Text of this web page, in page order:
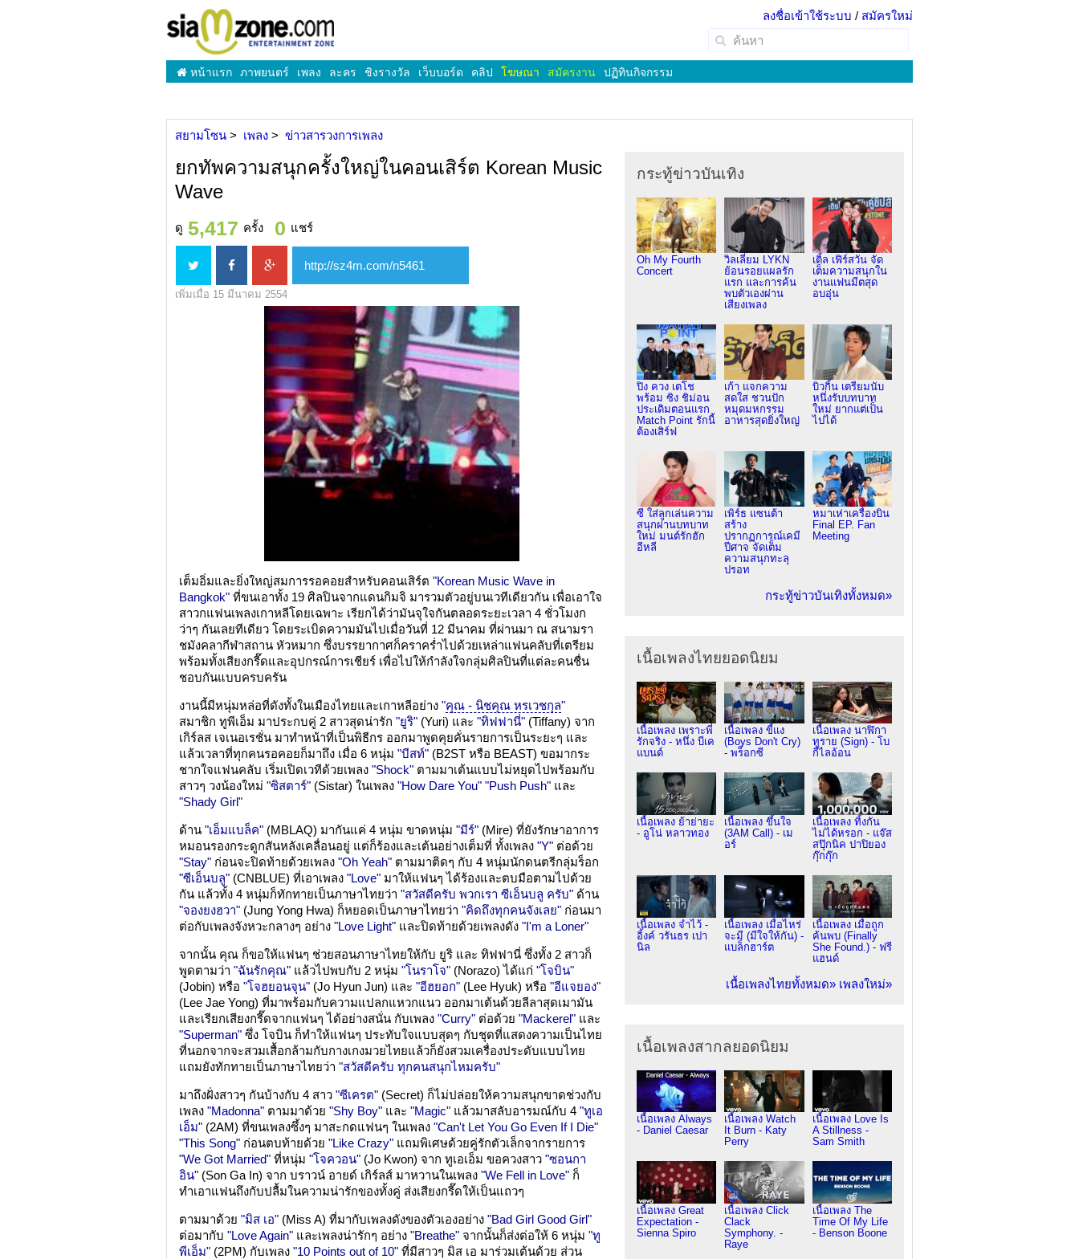
ลงชื่อเข้าใช้ระบบ / สมัครใหม่
หน้าแรก ภาพยนตร์ เพลง ละคร ชิงรางวัล เว็บบอร์ด คลิป โฆษณา สมัครงาน ปฏิทินกิจกรรม
สยามโซน เพลง ข่าวสารวงการเพลง
ยกทัพความสนุกครั้งใหญ่ในคอนเสิร์ต Korean Music
Wave
ดู 5,417 ครั้ง 0 แชร์
เพิ่มเมื่อ 15 มีนาคม 2554
เต็มอิ่มและยิ่งใหญ่สมการรอคอยสำหรับคอนเสิร์ต "Korean Music Wave in
Bangkok" ที่ขนเอาทั้ง 19 ศิลปินจากแดนกิมจิ มารวมตัวอยู่บนเวทีเดียวกัน เพื่อเอาใจ
สาวกแฟนเพลงเกาหลีโดยเฉพาะ เรียกได้ว่ามันจุใจกันตลอดระยะเวลา 4 ชั่วโมงก
ว่าๆ กันเลยทีเดียว โดยระเบิดความมันไปเมื่อวันที่ 12 มีนาคม ที่ผ่านมา ณ สนามรา
ชมังคลากีฬาสถาน หัวหมาก ซึ่งบรรยากาศก็คราคร่ำไปด้วยเหล่าแฟนคลับที่เตรียม
พร้อมทั้งเสียงกรี๊ดและอุปกรณ์การเชียร์ เพื่อไปให้กำลังใจกลุ่มศิลปินที่แต่ละคนชื่น
ชอบกันแบบครบครัน
งานนี้มีหนุ่มหล่อที่ดังทั้งในเมืองไทยและเกาหลีอย่าง "คุณ - นิชคุณ หรเวชกุล"
สมาชิก ทูพีเอ็ม มาประกบคู่ 2 สาวสุดน่ารัก "ยูริ" (Yuri) และ "ทิฟฟานี่" (Tiffany) จาก
เกิร์ลส เจเนอเรชั่น มาทำหน้าที่เป็นพิธีกร ออกมาพูดคุยคั่นรายการเป็นระยะๆ และ
แล้วเวลาที่ทุกคนรอคอยก็มาถึง เมื่อ 6 หนุ่ม "บีสท์" (B2ST หรือ BEAST) ขอมากระ
ชากใจแฟนคลับ เริ่มเปิดเวทีด้วยเพลง "Shock" ตามมาเต้นแบบไม่หยุดไปพร้อมกับ
สาวๆ วงน้องใหม่ "ซิสตาร์" (Sistar) ในเพลง "How Dare You" "Push Push" และ
"Shady Girl"
ด้าน "เอ็มแบล็ค" (MBLAQ) มากันแค่ 4 หนุ่ม ขาดหนุ่ม "มีร์" (Mire) ที่ยังรักษาอาการ
หมอนรองกระดูกสันหลังเคลื่อนอยู่ แต่ก็ร้องและเต้นอย่างเต็มที่ ทั้งเพลง "Y" ต่อด้วย
"Stay" ก่อนจะปิดท้ายด้วยเพลง "Oh Yeah" ตามมาติดๆ กับ 4 หนุ่มนักดนตรีกลุ่มร็อก
"ซีเอ็นบลู" (CNBLUE) ที่เอาเพลง "Love" มาให้แฟนๆ ได้ร้องและตบมือตามไปด้วย
กัน แล้วทั้ง 4 หนุ่มก็ทักทายเป็นภาษาไทยว่า "สวัสดีครับ พวกเรา ซีเอ็นบลู ครับ" ด้าน
"จองยงฮวา" (Jung Yong Hwa) ก็หยอดเป็นภาษาไทยว่า "คิดถึงทุกคนจังเลย" ก่อนมา
ต่อกับเพลงจังหวะกลางๆ อย่าง "Love Light" และปิดท้ายด้วยเพลงดัง "I'm a Loner"
จากนั้น คุณ ก็ขอให้แฟนๆ ช่วยสอนภาษาไทยให้กับ ยูริ และ ทิฟฟานี่ ซึ่งทั้ง 2 สาวก็
พูดตามว่า "ฉันรักคุณ" แล้วไปพบกับ 2 หนุ่ม "โนราโจ" (Norazo) ได้แก่ "โจบิน"
(Jobin) หรือ "โจฮยอนจุน" (Jo Hyun Jun) และ "อีฮยอก" (Lee Hyuk) หรือ "อีแจยอง"
(Lee Jae Yong) ที่มาพร้อมกับความแปลกแหวกแนว ออกมาเต้นด้วยลีลาสุดเมามัน
และเรียกเสียงกรี๊ดจากแฟนๆ ได้อย่างสนั่น กับเพลง "Curry" ต่อด้วย "Mackerel" และ
"Superman" ซึ่ง โจบิน ก็ทำให้แฟนๆ ประทับใจแบบสุดๆ กับชุดที่แสดงความเป็นไทย
ที่นอกจากจะสวมเสื้อกล้ามกับกางเกงมวยไทยแล้วก็ยังสวมเครื่องประดับแบบไทย
แถมยังทักทายเป็นภาษาไทยว่า "สวัสดีครับ ทุกคนสนุกไหมครับ"
มาถึงฝั่งสาวๆ กันบ้างกับ 4 สาว "ซีเครต" (Secret) ก็ไม่ปล่อยให้ความสนุกขาดช่วงกับ
เพลง "Madonna" ตามมาด้วย "Shy Boy" และ "Magic" แล้วมาสลับอารมณ์กับ 4 "ทูเอ
เอ็ม" (2AM) ที่ขนเพลงซึ้งๆ มาสะกดแฟนๆ ในเพลง "Can't Let You Go Even If I Die"
"This Song" ก่อนตบท้ายด้วย "Like Crazy" แถมพิเศษด้วยคู่รักตัวเล็กจากรายการ
"We Got Married" ที่หนุ่ม "โจควอน" (Jo Kwon) จาก ทูเอเอ็ม ขอควงสาว "ซอนกา
อิน" (Son Ga In) จาก บราวน์ อายด์ เกิร์ลส์ มาหวานในเพลง "We Fell in Love" ก็
ทำเอาแฟนถึงกับปลื้มในความน่ารักของทั้งคู่ ส่งเสียงกรี๊ดให้เป็นแถวๆ
ตามมาด้วย "มิส เอ" (Miss A) ที่มากับเพลงดังของตัวเองอย่าง "Bad Girl Good Girl"
ต่อมากับ "Love Again" และเพลงน่ารักๆ อย่าง "Breathe" จากนั้นก็ส่งต่อให้ 6 หนุ่ม "ทู
พีเอ็ม" (2PM) กับเพลง "10 Points out of 10" ที่มีสาวๆ มิส เอ มาร่วมเต้นด้วย ส่วน
กระทู้ข่าวบันเทิง
Oh My Fourth
Concert
วิลเลี่ยม LYKN
ย้อนรอยแผลรัก
แรก และการค้น
พบตัวเองผ่าน
เสียงเพลง
เติ้ล เฟิร์สวัน จัด
เต็มความสนุกใน
งานแฟนมีตสุด
อบอุ่น
ปิง ควง เตโช
พร้อม ซิง ชิม่อน
ประเดิมตอนแรก
Match Point รักนี้
ต้องเสิร์ฟ
เก้า แจกความ
สดใส ชวนปัก
หมุดมหกรรม
อาหารสุดยิ่งใหญ่
บิวกิ้น เตรียมนับ
หนึ่งรับบทบาท
ใหม่ ยากแต่เป็น
ไปได้
ซี ใส่ลูกเล่นความ
สนุกผ่านบทบาท
ใหม่ มนต์รักฮัก
อีหลี
เพิร์ธ แซนต้า
สร้าง
ปรากฏการณ์เคมี
ปีศาจ จัดเต็ม
ความสนุกทะลุ
ปรอท
หมาเห่าเครื่องบิน
Final EP. Fan
Meeting
กระทู้ข่าวบันเทิงทั้งหมด»
เนื้อเพลงไทยยอดนิยม
เนื้อเพลง เพราะพี่
รักจริง - หนึ่ง บีเค
แบนด์
เนื้อเพลง ขี้แง
(Boys Don't Cry)
- พร็อกซี
เนื้อเพลง นาฬิกา
ทราย (Sign) - โบ
กี้ไลอ้อน
เนื้อเพลง ย้าย่ายะ
- อูโน่ หลาวทอง
เนื้อเพลง ขึ้นใจ
(3AM Call) - เม
อร์
เนื้อเพลง ทิ้งกัน
ไม่ได้หรอก - แจ๊ส
สปุ๊กนิค ปาปิยอง
กุ๊กกุ๊ก
เนื้อเพลง จำไว้ -
อิ้งค์ วรันธร เปา
นิล
เนื้อเพลง เมื่อไหร่
จะมี (มีใจให้กัน) -
แบล็กฮาร์ต
เนื้อเพลง เมื่อถูก
ค้นพบ (Finally
She Found.) - ฟรี
แฮนด์
เนื้อเพลงไทยทั้งหมด» เพลงใหม่»
เนื้อเพลงสากลยอดนิยม
เนื้อเพลง Always
- Daniel Caesar
เนื้อเพลง Watch
It Burn - Katy
Perry
เนื้อเพลง Love Is
A Stillness -
Sam Smith
เนื้อเพลง Great
Expectation -
Sienna Spiro
เนื้อเพลง Click
Clack
Symphony. -
Raye
เนื้อเพลง The
Time Of My Life
- Benson Boone